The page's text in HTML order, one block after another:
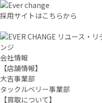
採用サイトはこちらから
リユース・
ンジ
会社情報
【店舗情報】
大吉事業部
タックルベリー事業部
【買取について】